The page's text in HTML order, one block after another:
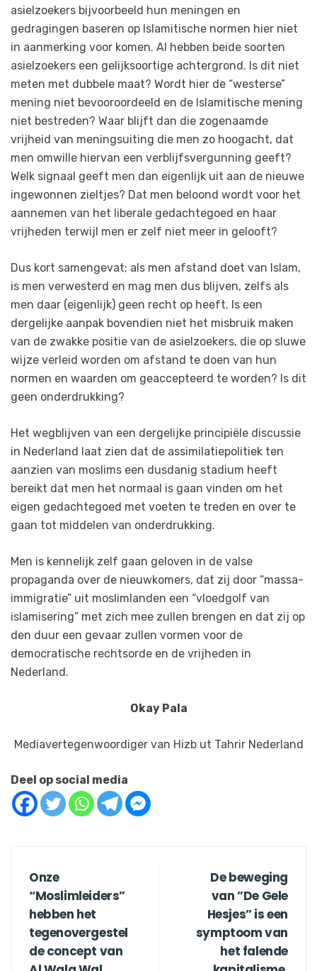
asielzoekers bijvoorbeeld hun meningen en
gedragingen baseren op Islamitische normen hier niet
in aanmerking voor komen. Al hebben beide soorten
asielzoekers een gelijksoortige achtergrond. Is dit niet
meten met dubbele maat? Wordt hier de “westerse”
mening niet bevooroordeeld en de Islamitische mening
niet bestreden? Waar blijft dan die zogenaamde
vrijheid van meningsuiting die men zo hoogacht, dat
men omwille hiervan een verblijfsvergunning geeft?
Welk signaal geeft men dan eigenlijk uit aan de nieuwe
ingewonnen zieltjes? Dat men beloond wordt voor het
aannemen van het liberale gedachtegoed en haar
vrijheden terwijl men er zelf niet meer in gelooft?
Dus kort samengevat; als men afstand doet van Islam,
is men verwesterd en mag men dus blijven, zelfs als
men daar (eigenlijk) geen recht op heeft. Is een
dergelijke aanpak bovendien niet het misbruik maken
van de zwakke positie van de asielzoekers, die op sluwe
wijze verleid worden om afstand te doen van hun
normen en waarden om geaccepteerd te worden? Is dit
geen onderdrukking?
Het wegblijven van een dergelijke principiële discussie
in Nederland laat zien dat de assimilatiepolitiek ten
aanzien van moslims een dusdanig stadium heeft
bereikt dat men het normaal is gaan vinden om het
eigen gedachtegoed met voeten te treden en over te
gaan tot middelen van onderdrukking.
Men is kennelijk zelf gaan geloven in de valse
propaganda over de nieuwkomers, dat zij door “massa-
immigratie” uit moslimlanden een “vloedgolf van
islamisering” met zich mee zullen brengen en dat zij op
den duur een gevaar zullen vormen voor de
democratische rechtsorde en de vrijheden in
Nederland.
Okay Pala
Mediavertegenwoordiger van Hizb ut Tahrir Nederland
Deel op social media
Onze
“Moslimleiders”
hebben het
tegenovergestel
de concept van
De beweging
van ”De Gele
Hesjes” is een
symptoom van
het falende